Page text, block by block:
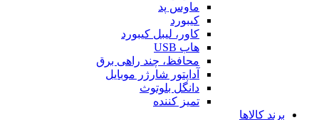
ماوس پد
کیبورد
کاور، لیبل کیبورد
هاب USB
محافظ، چند راهی برق
آداپتور شارژر موبایل
دانگل بلوتوث
تمیز کننده
برند کالاها